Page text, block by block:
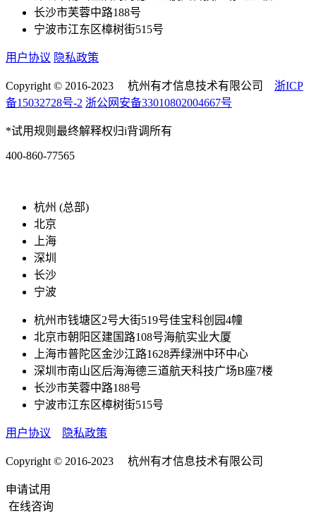
长沙市芙蓉中路188号
宁波市江东区樟树街515号
用户协议 隐私政策
Copyright © 2016-2023 杭州有才信息技术有限公司 浙ICP
备15032728号-2 浙公网安备33010802004667号
*试用规则最终解释权归i背调所有
400-860-77565
杭州 (总部)
北京
上海
深圳
长沙
宁波
杭州市钱塘区2号大街519号佳宝科创园4幢
北京市朝阳区建国路108号海航实业大厦
上海市普陀区金沙江路1628弄绿洲中环中心
深圳市南山区后海海德三道航天科技广场B座7楼
长沙市芙蓉中路188号
宁波市江东区樟树街515号
用户协议 隐私政策
Copyright © 2016-2023 杭州有才信息技术有限公司
申请试用
在线咨询